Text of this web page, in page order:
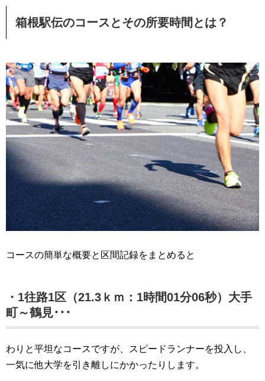
箱根駅伝のコースとその所要時間とは？
コースの簡単な概要と区間記録をまとめると
・1往路1区（21.3ｋｍ：1時間01分06秒）大手
町～鶴見･･･
わりと平坦なコースですが、スピードランナーを投入し、
一気に他大学を引き離しにかかったりします。